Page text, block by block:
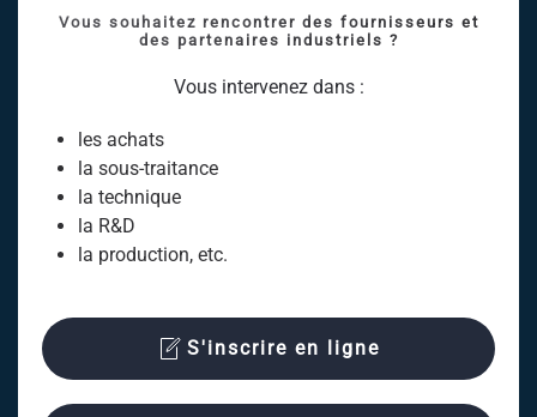
Vous souhaitez rencontrer des fournisseurs et
des partenaires industriels ?
Vous intervenez dans :
les achats
la sous-traitance
la technique
la R&D
la production, etc.
S'inscrire en ligne